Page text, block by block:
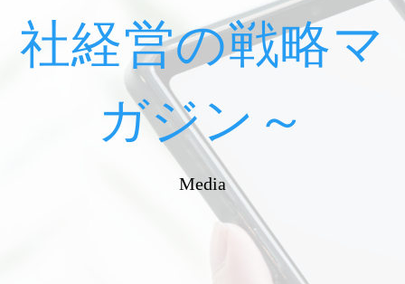
社経営の戦略マ
ガジン～
Media